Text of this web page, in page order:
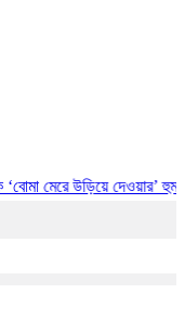
দেওয়ার’ হুমকি,